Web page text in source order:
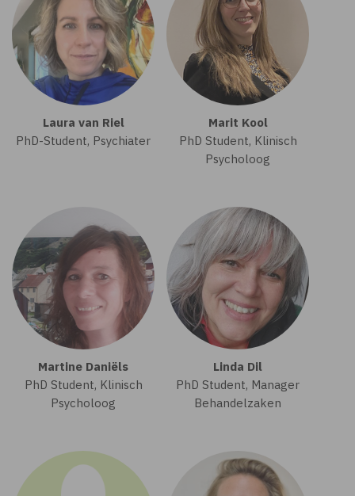
Laura van Riel
PhD-Student, Psychiater
Marit Kool
PhD Student, Klinisch
Psycholoog
Martine Daniëls
PhD Student, Klinisch
Psycholoog
Linda Dil
PhD Student, Manager
Behandelzaken